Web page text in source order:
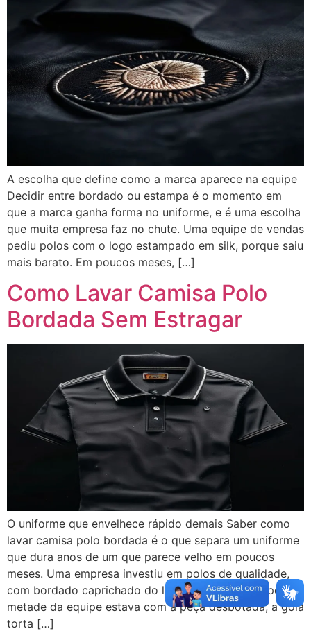
A escolha que define como a marca aparece na equipe
Decidir entre bordado ou estampa é o momento em
que a marca ganha forma no uniforme, e é uma escolha
que muita empresa faz no chute. Uma equipe de vendas
pediu polos com o logo estampado em silk, porque saiu
mais barato. Em poucos meses, […]
Como Lavar Camisa Polo
Bordada Sem Estragar
O uniforme que envelhece rápido demais Saber como
lavar camisa polo bordada é o que separa um uniforme
que dura anos de um que parece velho em poucos
meses. Uma empresa investiu em polos de qualidade,
com bordado caprichado do logo. Três meses depois,
metade da equipe estava com a peça desbotada, a gola
torta […]